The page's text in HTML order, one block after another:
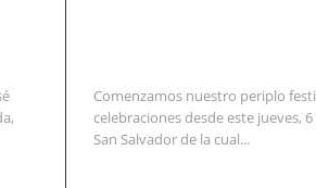
Comenzamos nuestro periplo
celebraciones desde este jueves,
San Salvador de la cual...